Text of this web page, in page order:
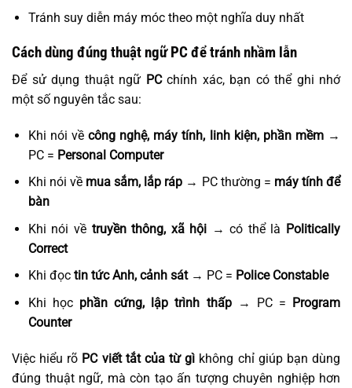
Tránh suy diễn máy móc theo một nghĩa duy nhất
Cách dùng đúng thuật ngữ PC để tránh nhầm lẫn
Để sử dụng thuật ngữ PCchính xác, bạn có thể ghi nhớ
một số nguyên tắc sau:
Khi nói vềcông nghệ, máy tính, linh kiện, phần mềm→
PC = Personal Computer
Khi nói về mua sắm, lắp ráp → PC thường = máy tính để
bàn
Khi nói về truyền thông, xã hội → có thể là Politically
Correct
Khi đọc tin tức Anh, cảnh sát→ PC = Police Constable
Khi học phần cứng, lập trình thấp→ PC = Program
Counter
Việc hiểu rõ PC viết tắt của từ gì không chỉ giúp bạn dùng
đúng thuật ngữ, mà còn tạo ấn tượng chuyên nghiệp hơn